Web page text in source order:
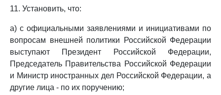
11. Установить, что:
а) с официальными заявлениями и инициативами по
вопросам внешней политики Российской Федерации
выступают Президент Российской Федерации,
Председатель Правительства Российской Федерации
и Министр иностранных дел Российской Федерации, а
другие лица - по их поручению;